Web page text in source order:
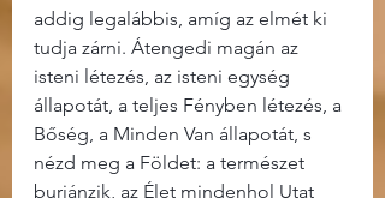
addig legalábbis, amíg az elmét ki
tudja zárni. Átengedi magán az
isteni létezés, az isteni egység
állapotát, a teljes Fényben létezés, a
Bőség, a Minden Van állapotát, s
nézd meg a Földet: a természet
burjánzik, az Élet mindenhol Utat